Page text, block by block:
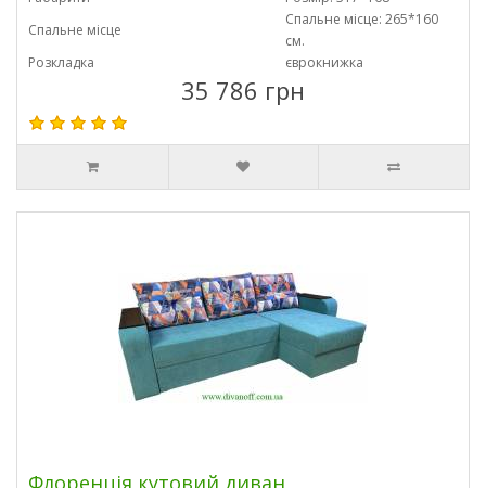
Спальне місце
Спальне місце: 265*160
см.
Розкладка
єврокнижка
35 786 грн
Флоренція кутовий диван